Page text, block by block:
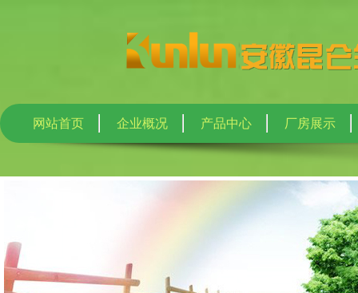
网站首页 企业概况 产品中心 厂房展示